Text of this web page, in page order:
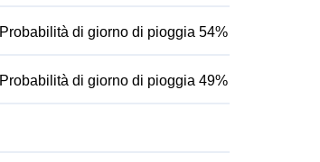
Probabilità di giorno di pioggia 54%
Probabilità di giorno di pioggia 49%